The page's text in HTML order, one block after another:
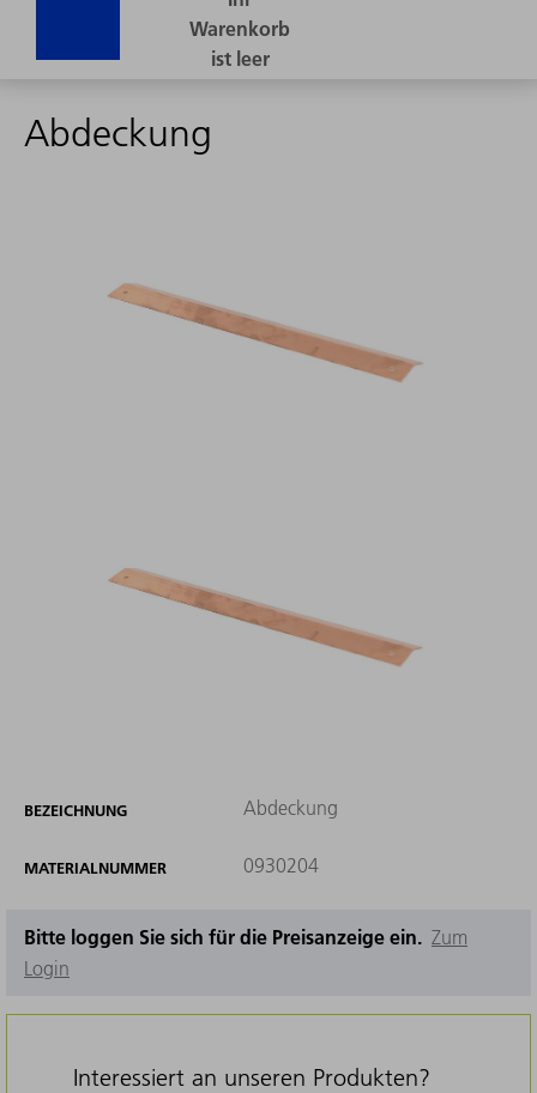
Abdeckung
BEZEICHNUNG Abdeckung
MATERIALNUMMER 0930204
Bitte loggen Sie sich für die Preisanzeige ein. Zum
Login
Interessiert an unseren Produkten?